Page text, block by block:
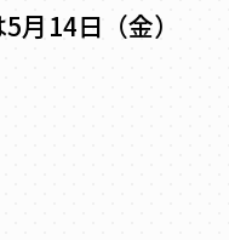
月14日（金）